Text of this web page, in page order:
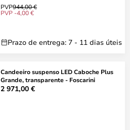
PVP944,00 €
PVP -4,00 €
Prazo de entrega: 7 - 11 dias úteis
Candeeiro suspenso LED Caboche Plus
Grande, transparente - Foscarini
2 971,00 €